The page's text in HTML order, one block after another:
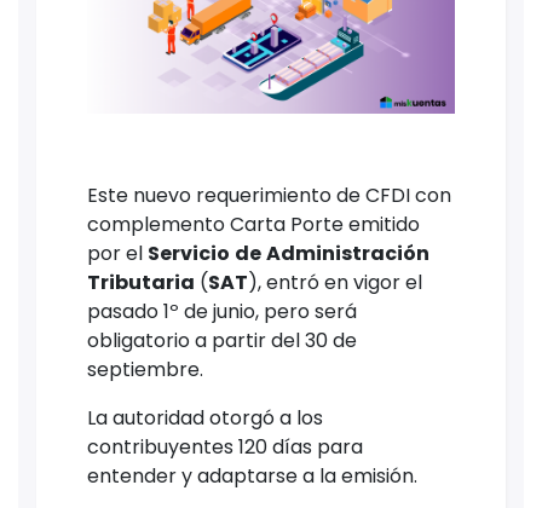
Este nuevo requerimiento de CFDI con
complemento Carta Porte emitido
por el Servicio deAdministración
Tributaria (SAT), entró en vigor el
pasado 1º de junio, pero será
obligatorio a partir del 30 de
septiembre.
La autoridad otorgó a los
contribuyentes 120 días para
entender y adaptarse a la emisión.